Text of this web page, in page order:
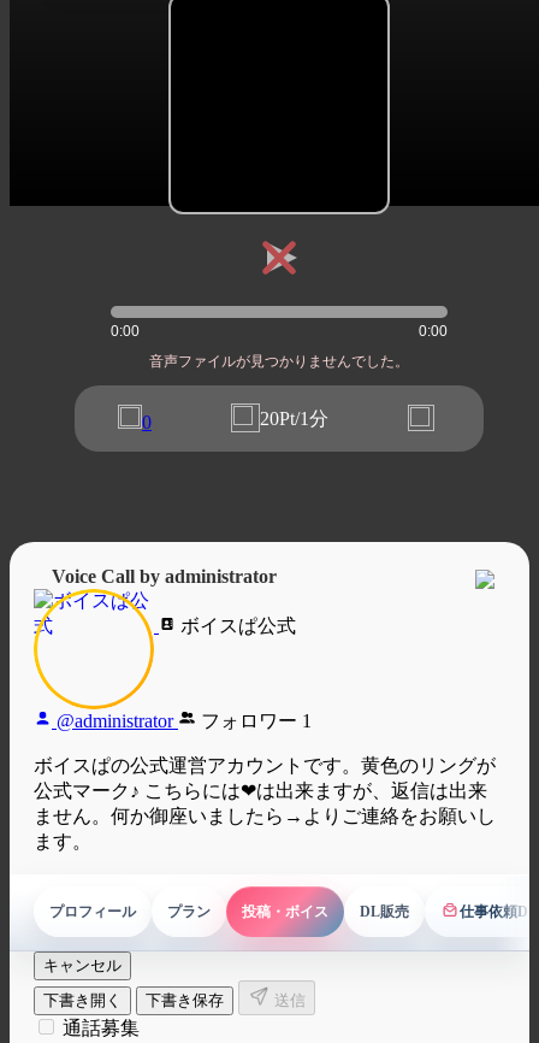
0:00
0:00
音声ファイルが見つかりませんでした。
0 20Pt/1分
Voice Call by administrator
ボイスぱ公式
@administrator フォロワー 1
ボイスぱの公式運営アカウントです。黄色のリングが
公式マーク♪ こちらには❤は出来ますが、返信は出来
ません。何か御座いましたら→よりご連絡をお願いし
ます。
プロフィール プラン 投稿・ボイス DL販売 仕事依頼
仕事依頼DM
キャンセル
下書き開く
下書き保存 送信
通話募集